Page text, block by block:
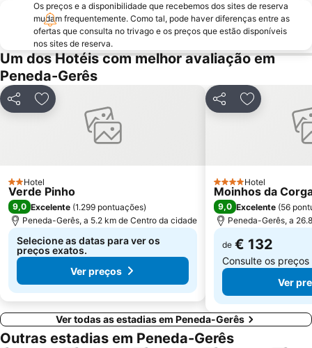
Capela de Cima de Oliveira
Parque Natural da Baixa Limia Serra do Xurés
Parque de Exposições de Braga
Fluvial de Adaúfe
Cascata de Fisgas de Ermelo
Parque Natural do Alvão
Barragem do Alto-Lindoso
Cascata do Arado
Praia Fluvial de Ponte da Barca
Castelo de Guimarães
Parque Termal do Peso
Complexo Desportivo Universitário de Gualtar
Citânia de Briteiros
Núcleo Ferroviário de Arco de Baúlhe
Da Rodovia
Trilho do Vale do Teixeira
Os preços e a disponibilidade que recebemos dos sites de reserva
mudam frequentemente. Como tal, pode haver diferenças entre as
ofertas que consulta no trivago e os preços que estão disponíveis
nos sites de reserva.
Um dos Hotéis com melhor avaliação em
Peneda-Gerês
PartilharAdicionar aos favoritos
2 Estrelas
Hotel
Verde Pinho
9,0 Excelente (1.299 pontuações)
Peneda-Gerês, a 5.2 km de Centro da cidade
Selecione as datas para ver os
preços exatos.
Ver preços
PartilharAdicionar
4 Estrelas
Hotel
Moinhos da
9,0 Excelente (56
Peneda-Gerês, a
de € 132
Consulte os
Ver
Ver todas as estadias em Peneda-Gerês
Outras estadias em Peneda-Gerês